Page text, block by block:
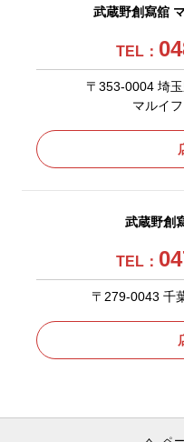
武蔵野創寫舘
TEL：
〒353-0004 埼
マルイ
武蔵野創
TEL：
〒279-0043 千